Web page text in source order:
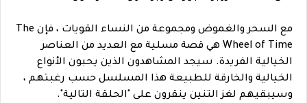
مع السحر والغموض ومجموعة من النساء القويات ، فإن The
Wheel of Time هي قصة مسلية مع العديد من العناصر
الخيالية الفريدة. سيجد المشاهدون الذين يحبون الأنواع
الخيالية والخارقة للطبيعة هذا المسلسل حسب رغبتهم ،
وسيبقيهم لغز التنين ينقرون على "الحلقة التالية".